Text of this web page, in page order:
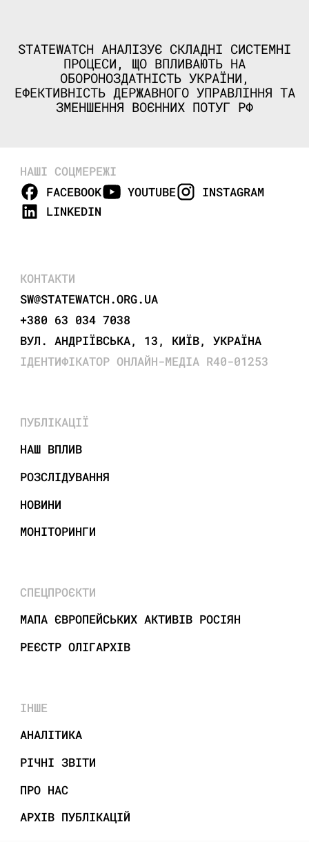
STATEWATCH АНАЛІЗУЄ СКЛАДНІ СИСТЕМНІ
ПРОЦЕСИ, ЩО ВПЛИВАЮТЬ НА
ОБОРОНОЗДАТНІСТЬ УКРАЇНИ,
ЕФЕКТИВНІСТЬ ДЕРЖАВНОГО УПРАВЛІННЯ ТА
ЗМЕНШЕННЯ ВОЄННИХ ПОТУГ РФ
НАШІ СОЦМЕРЕЖІ
FACEBOOK
YOUTUBE
INSTAGRAM
LINKEDIN
КОНТАКТИ
SW@STATEWATCH.ORG.UA
+380 63 034 7038
ВУЛ. АНДРІЇВСЬКА, 13, КИЇВ, УКРАЇНА
ІДЕНТИФІКАТОР ОНЛАЙН-МЕДІА R40-01253
ПУБЛІКАЦІЇ
НАШ ВПЛИВ
РОЗСЛІДУВАННЯ
НОВИНИ
МОНІТОРИНГИ
СПЕЦПРОЄКТИ
МАПА ЄВРОПЕЙСЬКИХ АКТИВІВ РОСІЯН
РЕЄСТР ОЛІГАРХІВ
ІНШЕ
АНАЛІТИКА
РІЧНІ ЗВІТИ
ПРО НАС
АРХІВ ПУБЛІКАЦІЙ